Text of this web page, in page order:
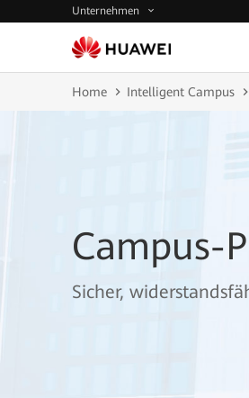
Unternehmen
Home Intelligent Campus
Campus-
Sicher,